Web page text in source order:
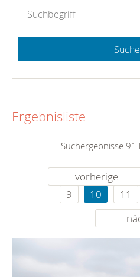
Ergebnisliste
Suchergebnisse
vorherige
9
10 11